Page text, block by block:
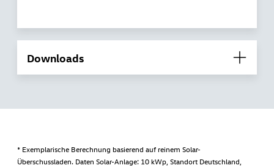
Downloads
* Exemplarische Berechnung basierend auf reinem Solar-
Überschussladen. Daten Solar-Anlage: 10 kWp, Standort Deutschland,